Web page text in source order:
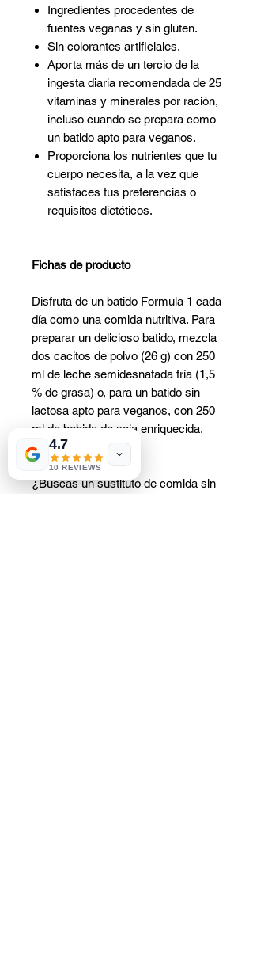
Ingredientes procedentes de
fuentes veganas y sin gluten.
Sin colorantes artificiales.
Aporta más de un tercio de la
ingesta diaria recomendada de 25
vitaminas y minerales por ración,
incluso cuando se prepara como
un batido apto para veganos.
Proporciona los nutrientes que tu
cuerpo necesita, a la vez que
satisfaces tus preferencias o
requisitos dietéticos.
Fichas de producto
Disfruta de un batido Formula 1 cada
día como una comida nutritiva. Para
preparar un delicioso batido, mezcla
dos cacitos de polvo (26 g) con 250
ml de leche semidesnatada fría (1,5
% de grasa) o, para un batido sin
lactosa apto para veganos, con 250
ml de bebida de soja enriquecida.
¿Buscas un sustituto de comida sin
4.7
10 REVIEWS